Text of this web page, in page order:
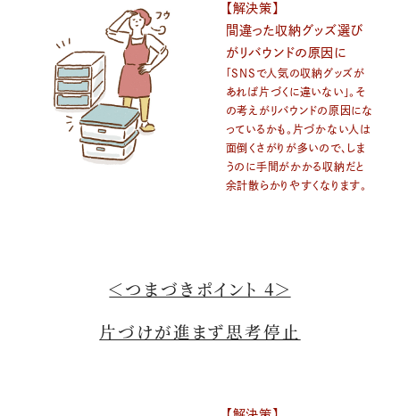
【解決策】
間違った収納グッズ選び
がリバウンドの原因に
「SNSで人気の収納グッズが
あれば片づくに違いない」。そ
の考えがリバウンドの原因にな
っているかも。片づかない人は
面倒くさがりが多いので、しま
うのに手間がかかる収納だと
余計散らかりやすくなります。
＜つまづきポイント 4＞
片づけが進まず思考停止